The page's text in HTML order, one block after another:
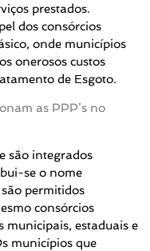
prestados.
dos consórcios
onde municípios
onerosos custos
de Esgoto.
as PPP’s no
são integrados
se o nome
permitidos
consórcios
municipais, estaduais e
municípios que